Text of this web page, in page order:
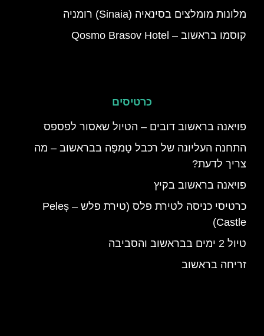
מלונות מומלצים בסינאיה (Sinaia) רומניה
קוסמו בראשוב – Qosmo Brasov Hotel
כרטיסים
פויאנה בראשוב דובים – הטיול שאסור לפספס
התחנה העליונה של רכבל טָמפָּה בבראשוב – מה
צריך לדעת?
פויאנה בראשוב בקיץ
כרטיסי כניסה לטירת פלס (טירת פלש – Peleș
Castle)
טיול 2 ימים בבראשוב והסביבה
זריחה בראשוב